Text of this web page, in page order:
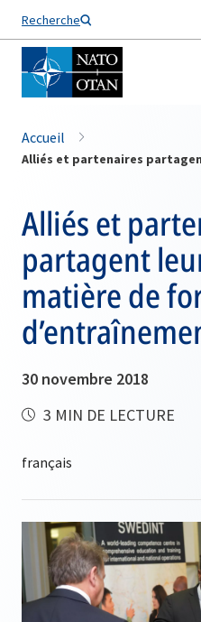
Recherche
Nom de famille*
Accueil
Alliés et
partagent
matière de
30 novembre 2018
3 MIN DE LECTURE